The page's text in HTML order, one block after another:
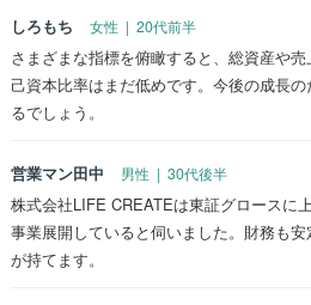
しろもち 女性 | 20代前半
さまざまな指標を俯瞰すると、総資産や
己資本比率はまだ低めです。今後の成長
るでしょう。
営業マン田中 男性 | 30代後半
株式会社LIFE CREATEは東証グロースに
事業展開していると伺いました。財務も
が持てます。